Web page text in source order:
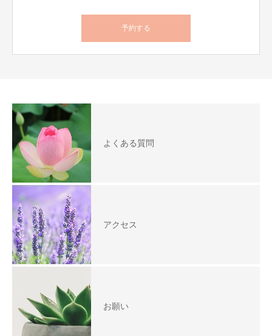
予約する
よくある質問
アクセス
お願い